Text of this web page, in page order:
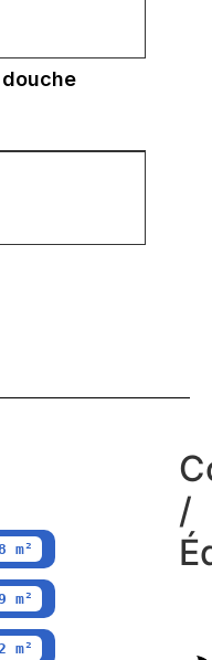
m²
m²
m²
/